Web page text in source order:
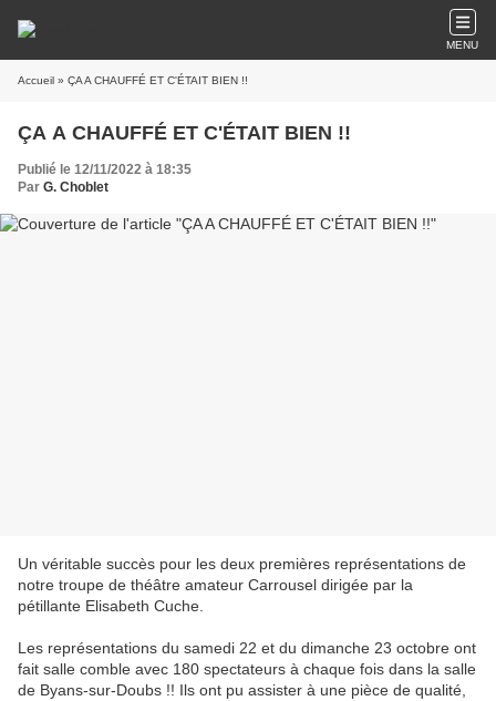
MENU
Accueil » ÇA A CHAUFFÉ ET C'ÉTAIT BIEN !!
ÇA A CHAUFFÉ ET C'ÉTAIT BIEN !!
Publié le 12/11/2022 à 18:35
Par G. Choblet
Un véritable succès pour les deux premières représentations de
notre troupe de théâtre amateur Carrousel dirigée par la
pétillante Elisabeth Cuche.
Les représentations du samedi 22 et du dimanche 23 octobre ont
fait salle comble avec 180 spectateurs à chaque fois dans la salle
de Byans-sur-Doubs !! Ils ont pu assister à une pièce de qualité,